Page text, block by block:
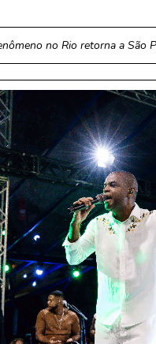
no Rio retorna a São